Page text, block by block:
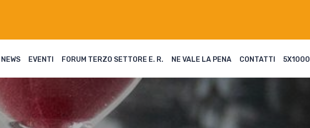
NEWS EVENTI FORUM TERZO SETTORE E. R. NE VALE LA PENA CONTATTI 5X1000